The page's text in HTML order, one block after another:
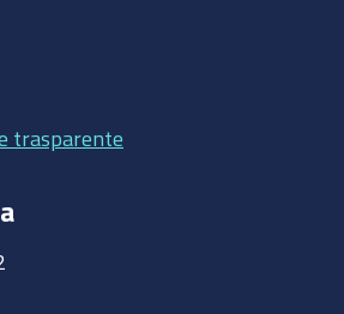
trasparente